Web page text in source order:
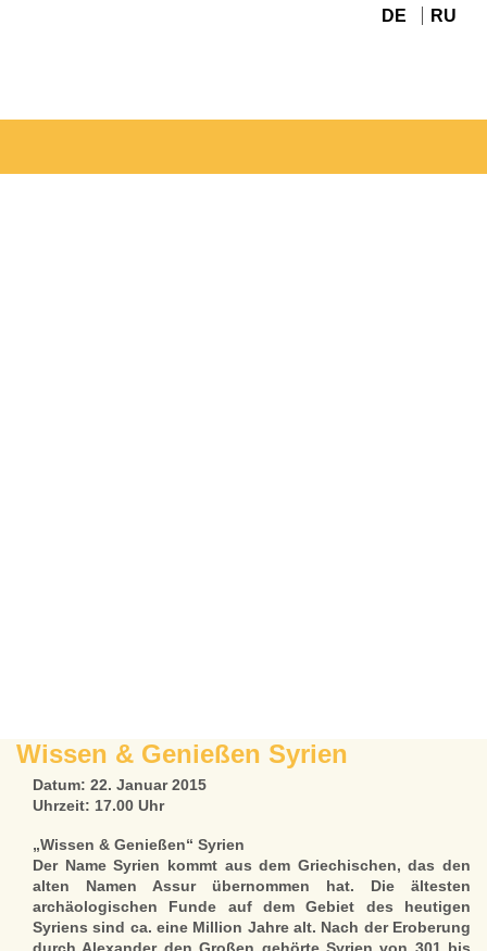
DE RU
Wissen & Genießen Syrien
Datum: 22. Januar 2015
Uhrzeit: 17.00 Uhr
„Wissen & Genießen“ Syrien
Der Name Syrien kommt aus dem Griechischen, das den
alten Namen Assur übernommen hat. Die ältesten
archäologischen Funde auf dem Gebiet des heutigen
Syriens sind ca. eine Million Jahre alt. Nach der Eroberung